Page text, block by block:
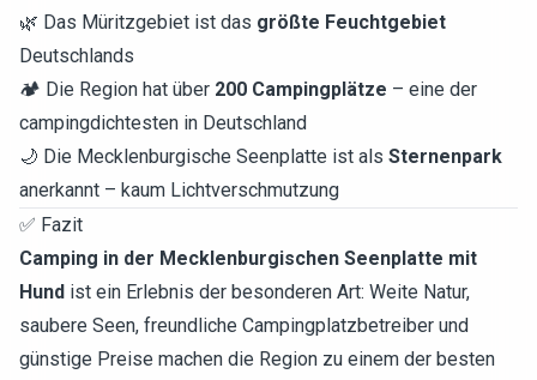
🌿 Das Müritzgebiet ist das größte Feuchtgebiet
Deutschlands
🏕️ Die Region hat über 200 Campingplätze – eine der
campingdichtesten in Deutschland
🌙 Die Mecklenburgische Seenplatte ist als Sternenpark
anerkannt – kaum Lichtverschmutzung
✅ Fazit
Camping in der Mecklenburgischen Seenplatte mit
Hund ist ein Erlebnis der besonderen Art: Weite Natur,
saubere Seen, freundliche Campingplatzbetreiber und
günstige Preise machen die Region zu einem der besten